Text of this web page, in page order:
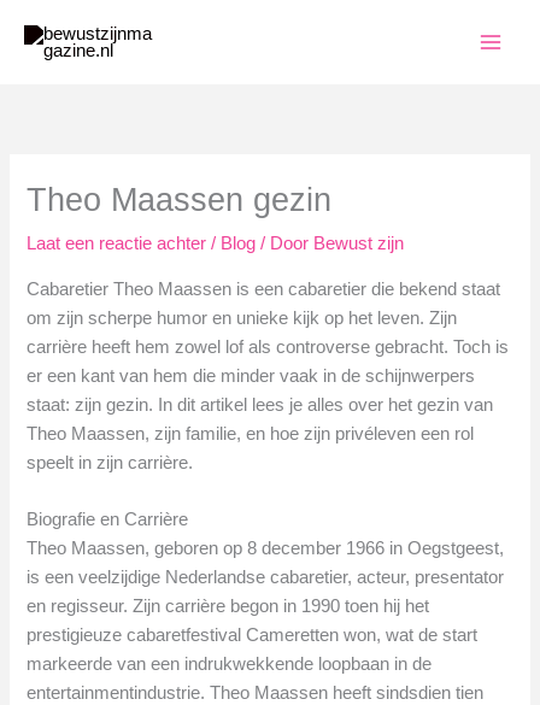
naar
Theo Maassen gezin
Laat een reactie achter / Blog / Door Bewust zijn
Cabaretier Theo Maassen is een cabaretier die bekend staat
om zijn scherpe humor en unieke kijk op het leven. Zijn
carrière heeft hem zowel lof als controverse gebracht. Toch is
er een kant van hem die minder vaak in de schijnwerpers
staat: zijn gezin. In dit artikel lees je alles over het gezin van
Theo Maassen, zijn familie, en hoe zijn privéleven een rol
speelt in zijn carrière.
Biografie en Carrière
Theo Maassen, geboren op 8 december 1966 in Oegstgeest,
is een veelzijdige Nederlandse cabaretier, acteur, presentator
en regisseur. Zijn carrière begon in 1990 toen hij het
prestigieuze cabaretfestival Cameretten won, wat de start
markeerde van een indrukwekkende loopbaan in de
entertainmentindustrie. Theo Maassen heeft sindsdien tien